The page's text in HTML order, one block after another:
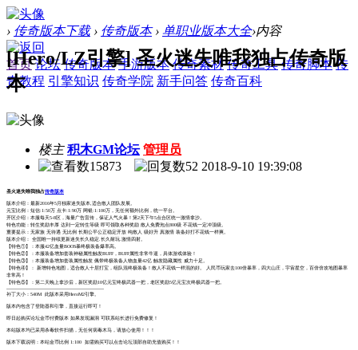
› 传奇版本下载 › 传奇版本 › 单职业版本大全›内容
首页 论坛 传奇版本 手游版本 传奇素材 传奇工具 传奇脚本 传
奇教程 引擎知识 传奇学院 新手问答 传奇百科
[Hero/LZ引擎] 圣火迷失唯我独占传奇版
本
楼主 积木GM论坛 管理员
15873
52 2018-9-10 19:39:08
圣火迷失唯我独占传奇版本
版本介绍：最新2016年5月独家迷失版本,适合散人团队发展。
元宝比例：短信:1:50万 点卡:1:90万 网银:1:100万，无任何额外比例，统一平台。
开区介绍：本服每天5-8区，海量广告宣传，保证人气火暴！第2天下午5点合区统一激情拿沙。
特色功能：转生奖励丰厚 达到一定转生等级 即可领取各种奖励 散人免费泡点800级 不花钱一定冲顶级。
重要提示：无家族 无待遇 无比例 长期公平公正稳定开放 纯散人 级好升 真激情 装备好打不花钱一样爽。
版本介绍： 全国唯一持续更新迷失长久稳定.长久耐玩.激情四射。
【特色①】：本服42亿血量BOOS暴终极装备爆率高。
【特色②】：本服装备增加套装神秘属性触发BUFF，BUFF属性非常牛逼，具体游戏体验！
【特色③】：本服装备增加套装属性触发 佩带终极装备人物血量42亿 触发隐藏属性 威力十足。
【特色④】： 新增特色地图，适合散人十层打宝，组队混终极装备！散人不花钱一样混的好。 人民币玩家去100倍暴率，四大山庄，宇宙星空，百倍倍攻地图暴率
非常高！
【特色⑤】：第二天晚上拿沙后，新区奖励10亿元宝终极武器一把，老区奖励5亿元宝次终极武器一把。
-------------------------------------------------------------
补丁大小：540M 此版本采用HeroM2引擎。
版本内包含了登陆器和引擎，直接运行即可！
即日起购买论坛金币付费版本 如果发现漏洞 可联系站长进行免费修复！
本站版本均已采用杀毒软件扫描，无任何病毒木马，请放心使用！！！
版本下载说明：本站金币比例 1:100 如需购买可以点击论坛顶部自助充值购买！！